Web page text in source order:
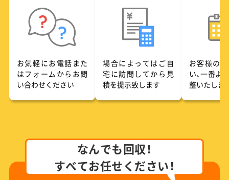
お気軽にお電話また
はフォームからお問
い合わせください
場合によってはご自
宅に訪問してから見
積を提示致します
お客様の
い、一番よ
整いたしま
なんでも回収！
すべてお任せください！